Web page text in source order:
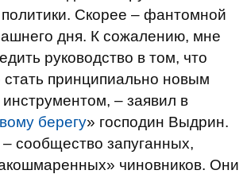
Скорее – фантомной
дня. К сожалению, мне
руководство в том, что
принципиально новым
– заявил в
берегу» господин Выдрин.
сообщество запуганных,
чиновников. Они